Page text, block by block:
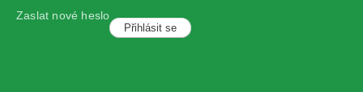
Zaslat nové heslo